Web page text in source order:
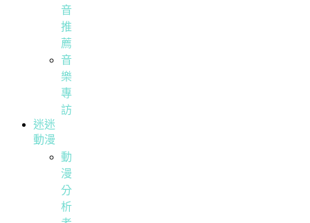
音
推
薦
音
樂
專
訪
迷迷
動漫
動
漫
分
析